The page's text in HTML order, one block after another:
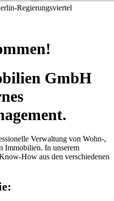
GmbH
Verwaltung von Wohn-,
Immobilien. In unserem
How aus den verschiedenen